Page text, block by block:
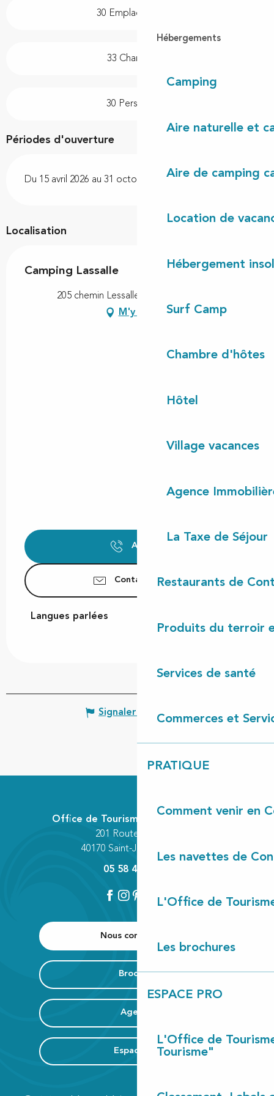
Hébergements
Camping
Aire naturelle et
Aire de camping
Location de
Hébergement
Surf Camp
Chambre d'hôtes
Hôtel
Village vacances
Agence
La Taxe de Séjour
Restaurants de
Produits du terroir
Services de santé
Commerces et
PRATIQUE
Comment venir en
Les navettes de
L'Office de
Les brochures
ESPACE PRO
L'Office de
Tourisme"
30 Emplacement(s)
33 Chambre(s)
30 Personne(s)
Périodes d'ouverture
Du 15 avril 2026 au 31 octobre 2026
Localisation
Camping Lassalle
205 chemin Lessalle, 40170 Lit-et-Mixe
M'y rendre
Appeler
Contactez-nous
Langues parlées
Langues parlées
Signaler une erreur
Nous contacter
Brochure
Agenda
Espace Pro
Office de Tourisme Communautaire
201 Route des Lacs
40170 Saint-Julien-en-Born
05 58 42 89 80